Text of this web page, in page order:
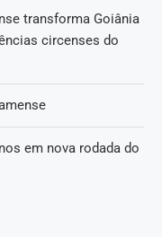
transforma Goiânia
circenses do
em nova rodada do